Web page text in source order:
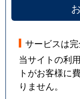
サービスは
当サイトの利
トがお客様に
りません。